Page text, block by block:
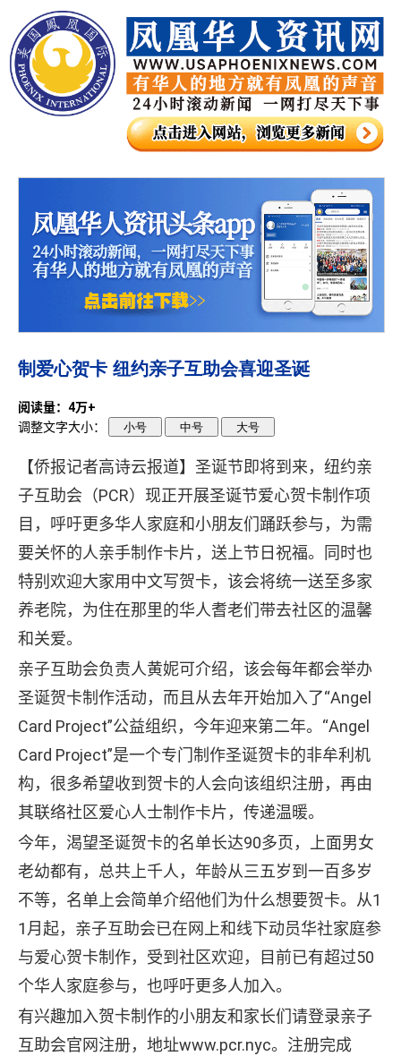
制爱心贺卡 纽约亲子互助会喜迎圣诞
阅读量：4万+
调整文字大小：
小号 中号 大号
【侨报记者高诗云报道】圣诞节即将到来，纽约亲
子互助会（PCR）现正开展圣诞节爱心贺卡制作项
目，呼吁更多华人家庭和小朋友们踊跃参与，为需
要关怀的人亲手制作卡片，送上节日祝福。同时也
特别欢迎大家用中文写贺卡，该会将统一送至多家
养老院，为住在那里的华人耆老们带去社区的温馨
和关爱。
亲子互助会负责人黄妮可介绍，该会每年都会举办
圣诞贺卡制作活动，而且从去年开始加入了“Angel
Card Project”公益组织，今年迎来第二年。“Angel
Card Project”是一个专门制作圣诞贺卡的非牟利机
构，很多希望收到贺卡的人会向该组织注册，再由
其联络社区爱心人士制作卡片，传递温暖。
今年，渴望圣诞贺卡的名单长达90多页，上面男女
老幼都有，总共上千人，年龄从三五岁到一百多岁
不等，名单上会简单介绍他们为什么想要贺卡。从1
1月起，亲子互助会已在网上和线下动员华社家庭参
与爱心贺卡制作，受到社区欢迎，目前已有超过50
个华人家庭参与，也呼吁更多人加入。
有兴趣加入贺卡制作的小朋友和家长们请登录亲子
互助会官网注册，地址www.pcr.nyc。注册完成